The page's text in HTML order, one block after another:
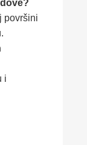
površini
i